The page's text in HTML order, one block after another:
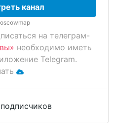
канал
на телеграм-
необходимо иметь
Telegram.